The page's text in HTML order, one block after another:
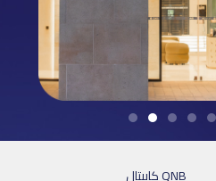
QNB كابيتال